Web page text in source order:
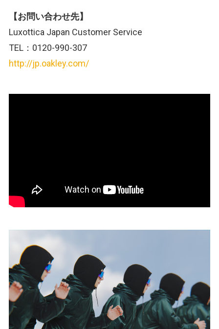
【お問い合わせ先】
Luxottica Japan Customer Service
TEL：0120-990-307
http://jp.oakley.com/